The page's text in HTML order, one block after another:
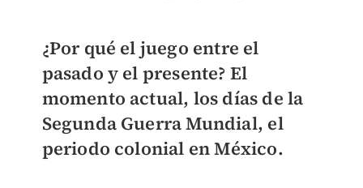
¿Por qué el juego entre el
pasado y el presente? El
momento actual, los días de la
Segunda Guerra Mundial, el
periodo colonial en México.